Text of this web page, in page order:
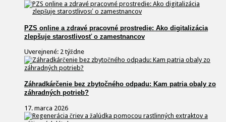
PZS online a zdravé pracovné prostredie: Ako digitalizácia
zlepšuje starostlivosť o zamestnancov
Uverejnené: 2 týždne
Záhradkárčenie bez zbytočného odpadu: Kam patria obaly zo
záhradných potrieb?
17. marca 2026